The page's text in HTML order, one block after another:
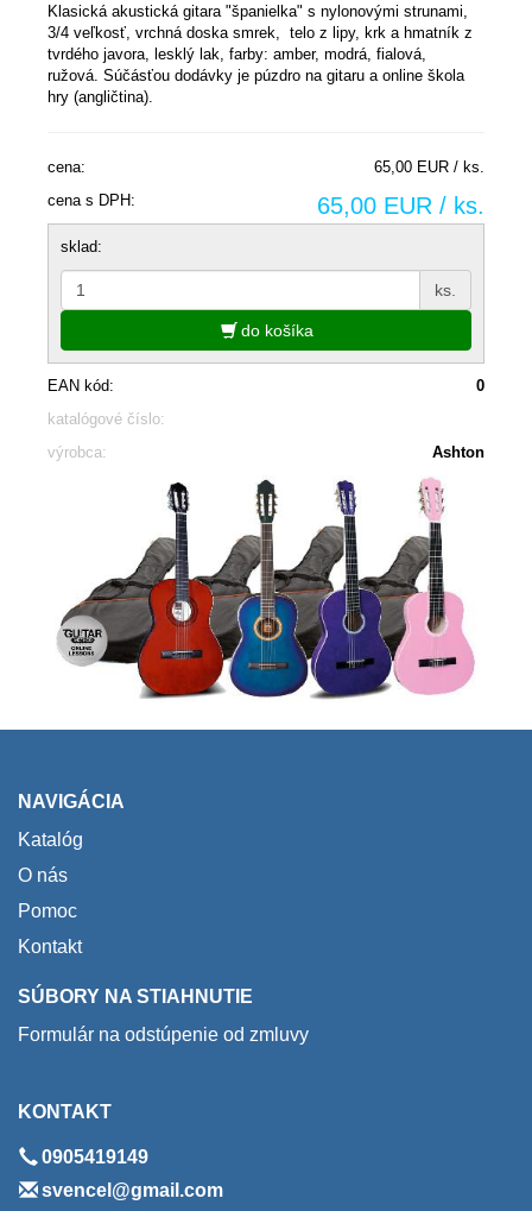
Klasická akustická gitara "španielka" s nylonovými strunami,
3/4 veľkosť, vrchná doska smrek, telo z lipy, krk a hmatník z
tvrdého javora, lesklý lak, farby: amber, modrá, fialová,
ružová. Súčásťou dodávky je púzdro na gitaru a online škola
hry (angličtina).
cena:
65,00 EUR / ks.
cena s DPH:
65,00 EUR / ks.
sklad:
ks.
do košíka
EAN kód:
0
katalógové číslo:
výrobca:
Ashton
NAVIGÁCIA
Katalóg
O nás
Pomoc
Kontakt
SÚBORY NA STIAHNUTIE
Formulár na odstúpenie od zmluvy
KONTAKT
0905419149
svencel@gmail.com